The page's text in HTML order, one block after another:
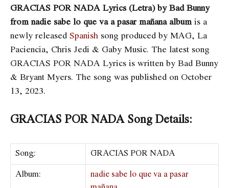
GRACIAS POR NADA Lyrics (Letra) by Bad Bunny
from nadie sabe lo que va a pasar mañana albumis a
newly released Spanish song produced by MAG, La
Paciencia, Chris Jedi & Gaby Music. The latest song
GRACIAS POR NADA Lyrics is written by ​​​​​​Bad Bunny
& Bryant Myers. The song was published on October
13, 2023.
GRACIAS POR NADA Song Details:
Song:
GRACIAS POR NADA
Album:
nadie sabe lo que va a pasar